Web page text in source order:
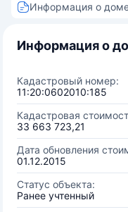
Информация о
Информация о
Кадастровый номер:
11:20:0602010:185
Кадастровая
33 663 723,21
Дата обновления
01.12.2015
Статус объекта:
Ранее учтенный